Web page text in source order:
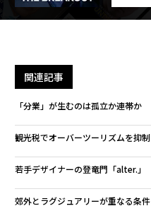
関連記事
「分業」が生むのは孤立か連帯
観光税でオーバーツーリズムを抑
若手デザイナーの登竜門「alter.
郊外とラグジュアリーが重なる条件